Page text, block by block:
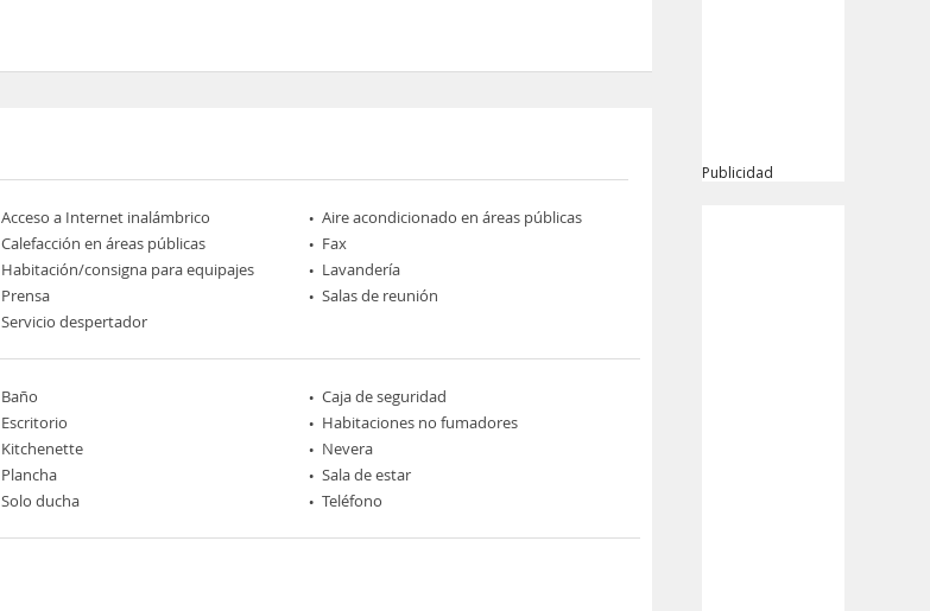
Acceso a Internet inalámbrico
Aire acondicionado en áreas públicas
Calefacción en áreas públicas
Fax
Habitación/consigna para equipajes
Lavandería
Prensa
Salas de reunión
Servicio despertador
Baño
Caja de seguridad
Escritorio
Habitaciones no fumadores
Kitchenette
Nevera
Plancha
Sala de estar
Solo ducha Teléfono
Publicidad